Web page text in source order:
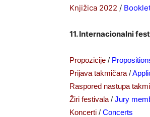
Knjižica 2022 /
11. Internacionalni
Propozicije /
Prijava takmičara /
Raspored nastupa
Žiri festivala / Jury
Koncerti / Concerts